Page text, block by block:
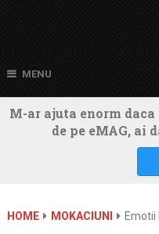
MENU
M-ar ajuta enorm
de pe eMAG, ai
HOME MOKACIUNI Emotii